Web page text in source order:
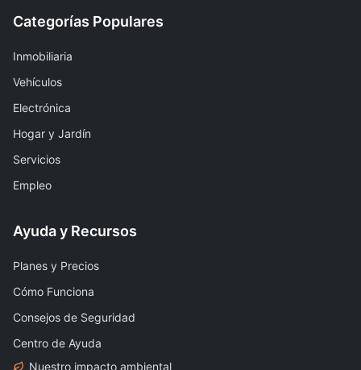
Categorías Populares
Inmobiliaria
Vehículos
Electrónica
Hogar y Jardín
Servicios
Empleo
Ayuda y Recursos
Planes y Precios
Cómo Funciona
Consejos de Seguridad
Centro de Ayuda
Nuestro impacto ambiental